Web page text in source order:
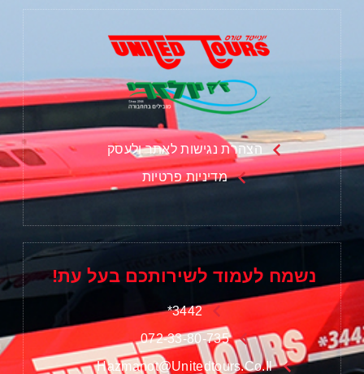
הצהרת נגישות לאתר ולעסק
מדיניות פרטיות
נשמח לעמוד לשירותכם בעל עת!
3442*
072-33-80-735
Hazmanot@unitedtours.co.il